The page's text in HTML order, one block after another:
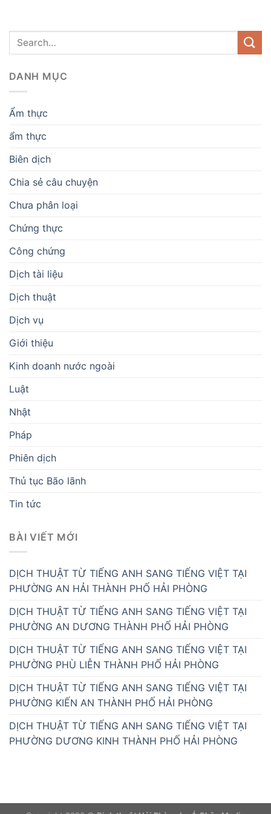
DANH MỤC
Ẩm thực
ẩm thực
Biên dịch
Chia sẻ câu chuyện
Chưa phân loại
Chứng thực
Công chứng
Dịch tài liệu
Dịch thuật
Dịch vụ
Giới thiệu
Kinh doanh nước ngoài
Luật
Nhật
Pháp
Phiên dịch
Thủ tục Bão lãnh
Tin tức
BÀI VIẾT MỚI
DỊCH THUẬT TỪ TIẾNG ANH SANG TIẾNG VIỆT TẠI
PHƯỜNG AN HẢI THÀNH PHỐ HẢI PHÒNG
DỊCH THUẬT TỪ TIẾNG ANH SANG TIẾNG VIỆT TẠI
PHƯỜNG AN DƯƠNG THÀNH PHỐ HẢI PHÒNG
DỊCH THUẬT TỪ TIẾNG ANH SANG TIẾNG VIỆT TẠI
PHƯỜNG PHÙ LIỄN THÀNH PHỐ HẢI PHÒNG
DỊCH THUẬT TỪ TIẾNG ANH SANG TIẾNG VIỆT TẠI
PHƯỜNG KIẾN AN THÀNH PHỐ HẢI PHÒNG
DỊCH THUẬT TỪ TIẾNG ANH SANG TIẾNG VIỆT TẠI
PHƯỜNG DƯƠNG KINH THÀNH PHỐ HẢI PHÒNG